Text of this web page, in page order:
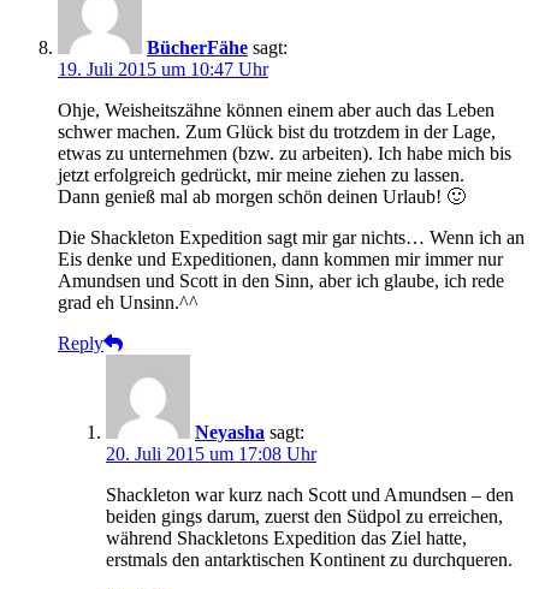
BücherFähe sagt:
19. Juli 2015 um 10:47 Uhr
Ohje, Weisheitszähne können einem aber auch das Leben
schwer machen. Zum Glück bist du trotzdem in der Lage,
etwas zu unternehmen (bzw. zu arbeiten). Ich habe mich bis
jetzt erfolgreich gedrückt, mir meine ziehen zu lassen.
Dann genieß mal ab morgen schön deinen Urlaub! 🙂
Die Shackleton Expedition sagt mir gar nichts… Wenn ich an
Eis denke und Expeditionen, dann kommen mir immer nur
Amundsen und Scott in den Sinn, aber ich glaube, ich rede
grad eh Unsinn.^^
Reply
Neyasha sagt:
20. Juli 2015 um 17:08 Uhr
Shackleton war kurz nach Scott und Amundsen – den
beiden gings darum, zuerst den Südpol zu erreichen,
während Shackletons Expedition das Ziel hatte,
erstmals den antarktischen Kontinent zu durchqueren.